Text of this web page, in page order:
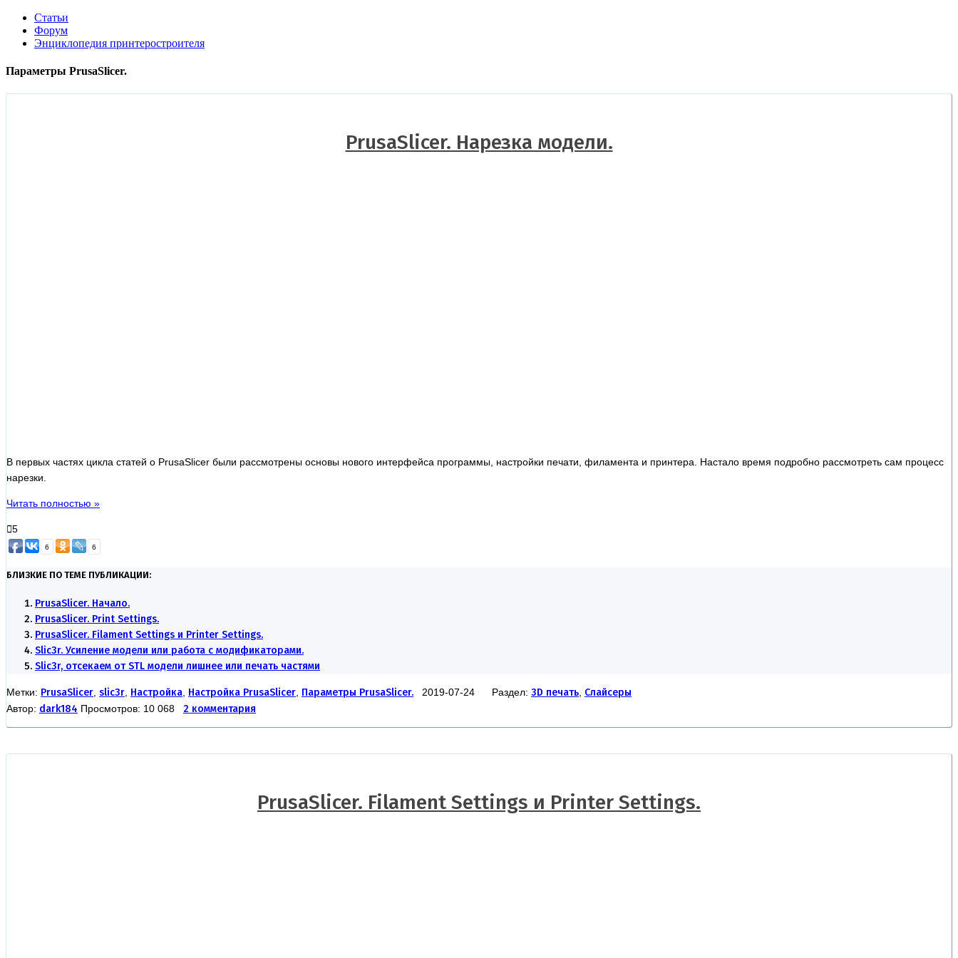
Статьи
Форум
Энциклопедия принтеростроителя
Параметры PrusaSlicer.
PrusaSlicer. Нарезка модели.
В первых частях цикла статей о PrusaSlicer были рассмотрены основы нового интерфейса программы, настройки печати, филамента и принтера. Настало время подробно рассмотреть сам процесс
нарезки.
Читать полностью »
5
6 6
БЛИЗКИЕ ПО ТЕМЕ ПУБЛИКАЦИИ:
PrusaSlicer. Начало.
PrusaSlicer. Print Settings.
PrusaSlicer. Filament Settings и Printer Settings.
Slic3r. Усиление модели или работа с модификаторами.
Slic3r, отсекаем от STL модели лишнее или печать частями
Метки: PrusaSlicer slic3r Настройка Настройка PrusaSlicer Параметры PrusaSlicer. 2019-07-24 Раздел: 3D печать Слайсеры
Автор: dark184 Просмотров: 10 068 2 комментария
PrusaSlicer. Filament Settings и Printer Settings.